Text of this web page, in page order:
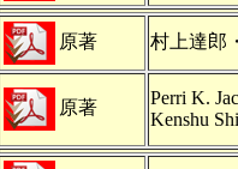
原著 村上達郎
原著
Perri K.
Kenshu